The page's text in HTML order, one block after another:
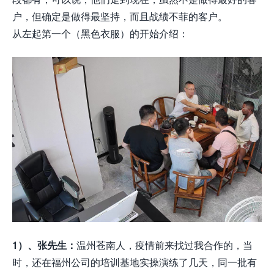
户，但确定是做得最坚持，而且战绩不菲的客户。
从左起第一个（黑色衣服）的开始介绍：
1）、张先生： 温州苍南人，疫情前来找过我合作的，当
时，还在福州公司的培训基地实操演练了几天，同一批有